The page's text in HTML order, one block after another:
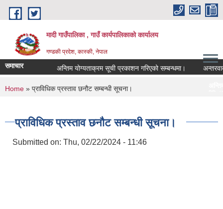
Skip to main content
मादी गाउँपालिका , गाउँ कार्यपालिकाको कार्यालय
गण्डकी प्रदेश, कास्की, नेपाल
समाचार अन्तिम योग्यताक्रम सूची प्रकाशन गरिएको सम्बन्धमा। अन्तरवार्ता
You are here
Home » प्राविधिक प्रस्ताव छनौट सम्बन्धी सूचना।
प्राविधिक प्रस्ताव छनौट सम्बन्धी सूचना।
Submitted on: Thu, 02/22/2024 - 11:46